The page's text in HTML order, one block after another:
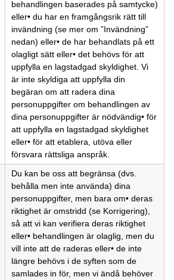
behandlingen baserades på samtycke)
eller• du har en framgångsrik rätt till
invändning (se mer om ”Invändning”
nedan) eller• de har behandlats på ett
olagligt sätt eller• det behövs för att
uppfylla en lagstadgad skyldighet. Vi
är inte skyldiga att uppfylla din
begäran om att radera dina
personuppgifter om behandlingen av
dina personuppgifter är nödvändig• för
att uppfylla en lagstadgad skyldighet
eller• för att etablera, utöva eller
försvara rättsliga anspråk.
Du kan be oss att begränsa (dvs.
behålla men inte använda) dina
personuppgifter, men bara om• deras
riktighet är omstridd (se Korrigering),
så att vi kan verifiera deras riktighet
eller• behandlingen är olaglig, men du
vill inte att de raderas eller• de inte
längre behövs i de syften som de
samlades in för, men vi ändå behöver